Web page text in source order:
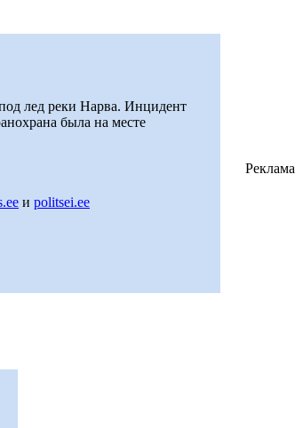
лед реки Нарва. Инцидент
была на месте
и politsei.ee
Реклама